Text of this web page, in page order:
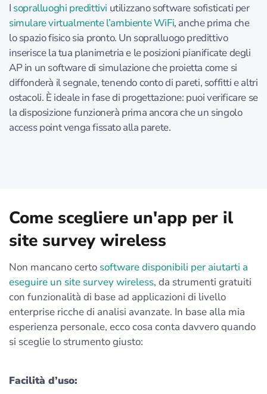
I sopralluoghi predittivi utilizzano software sofisticati per
simulare virtualmente l’ambiente WiFi, anche prima che
lo spazio fisico sia pronto. Un sopralluogo predittivo
inserisce la tua planimetria e le posizioni pianificate degli
AP in un software di simulazione che proietta come si
diffonderà il segnale, tenendo conto di pareti, soffitti e altri
ostacoli. È ideale in fase di progettazione: puoi verificare se
la disposizione funzionerà prima ancora che un singolo
access point venga fissato alla parete.
Come scegliere un'app per il
site survey wireless
Non mancano certo software disponibili per aiutarti a
eseguire un site survey wireless, da strumenti gratuiti
con funzionalità di base ad applicazioni di livello
enterprise ricche di analisi avanzate. In base alla mia
esperienza personale, ecco cosa conta davvero quando
si sceglie lo strumento giusto:
Facilità d’uso: